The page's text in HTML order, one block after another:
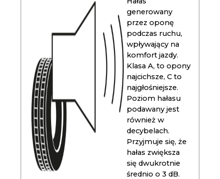
generowany
przez oponę
podczas ruchu,
wpływający na
komfort jazdy.
Klasa A, to opony
najcichsze, C to
najgłośniejsze.
Poziom hałasu
podawany jest
również w
decybelach.
Przyjmuje się, że
hałas zwiększa
się dwukrotnie
średnio o 3 dB.